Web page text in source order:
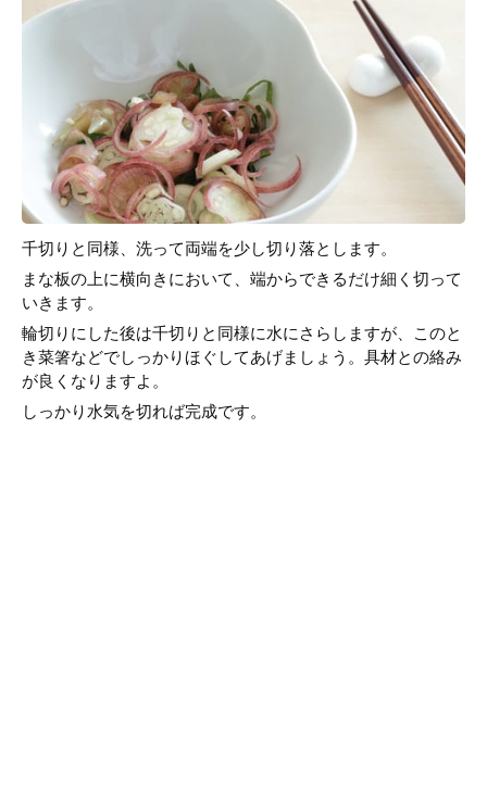
千切りと同様、洗って両端を少し切り落とします。
まな板の上に横向きにおいて、端からできるだけ細く切って
いきます。
輪切りにした後は千切りと同様に水にさらしますが、このと
き菜箸などでしっかりほぐしてあげましょう。具材との絡み
が良くなりますよ。
しっかり水気を切れば完成です。